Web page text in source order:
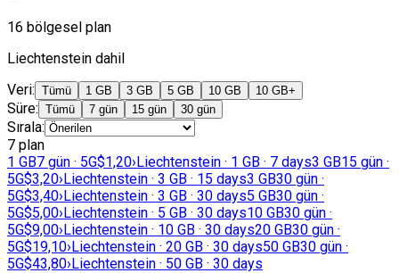
16 bölgesel plan
Liechtenstein dahil
Veri: Tümü 1 GB 3 GB 5 GB 10 GB 10 GB+
Süre: Tümü 7 gün 15 gün 30 gün
Sırala:
7 plan
1 GB7 gün · 5G$1,20›Liechtenstein · 1 GB · 7 days3 GB15 gün ·
5G$3,20›Liechtenstein · 3 GB · 15 days3 GB30 gün ·
5G$3,40›Liechtenstein · 3 GB · 30 days5 GB30 gün ·
5G$5,00›Liechtenstein · 5 GB · 30 days10 GB30 gün ·
5G$9,00›Liechtenstein · 10 GB · 30 days20 GB30 gün ·
5G$19,10›Liechtenstein · 20 GB · 30 days50 GB30 gün ·
5G$43,80›Liechtenstein · 50 GB · 30 days